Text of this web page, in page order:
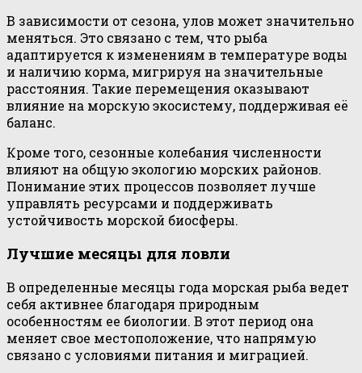
В зависимости от сезона, улов может значительно
меняться. Это связано с тем, что рыба
адаптируется к изменениям в температуре воды
и наличию корма, мигрируя на значительные
расстояния. Такие перемещения оказывают
влияние на морскую экосистему, поддерживая её
баланс.
Кроме того, сезонные колебания численности
влияют на общую экологию морских районов.
Понимание этих процессов позволяет лучше
управлять ресурсами и поддерживать
устойчивость морской биосферы.
Лучшие месяцы для ловли
В определенные месяцы года морская рыба ведет
себя активнее благодаря природным
особенностям ее биологии. В этот период она
меняет свое местоположение, что напрямую
связано с условиями питания и миграцией.